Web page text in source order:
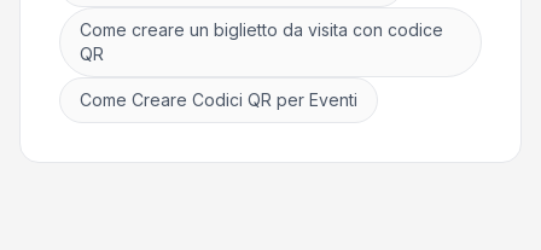
Come creare un biglietto da visita con codice
QR
Come Creare Codici QR per Eventi